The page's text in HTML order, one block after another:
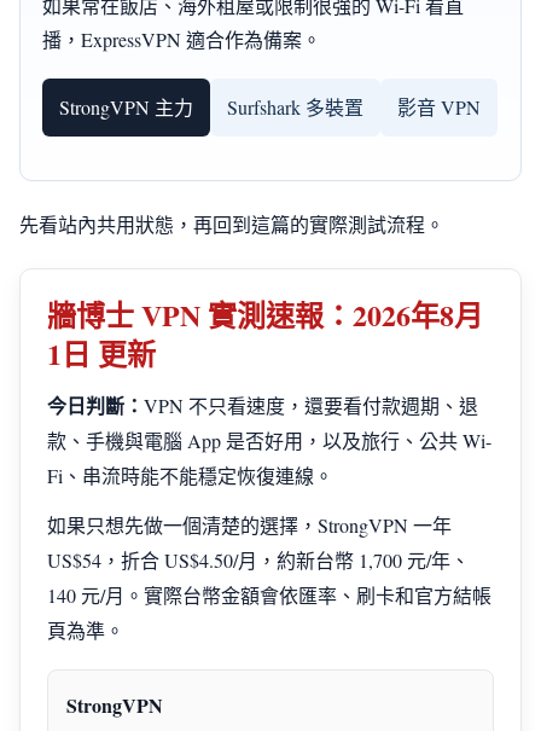
播，ExpressVPN 適合作為備案。
StrongVPN 主力 Surfshark 多裝置 影音 VPN
先看站內共用狀態，再回到這篇的實際測試流程。
牆博士 VPN 實測速報：2026年8月
1日 更新
今日判斷： VPN 不只看速度，還要看付款週期、退
款、手機與電腦 App 是否好用，以及旅行、公共 Wi-
Fi、串流時能不能穩定恢復連線。
如果只想先做一個清楚的選擇，StrongVPN 一年
US$54，折合 US$4.50/月，約新台幣 1,700 元/年、
140 元/月。實際台幣金額會依匯率、刷卡和官方結帳
頁為準。
StrongVPN